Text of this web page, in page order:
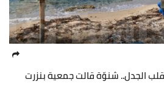
الجدل.. شنوّة قالت جمعية بنزرت